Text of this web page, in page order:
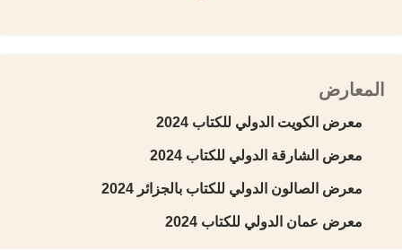
المعارض
معرض الكويت الدولي للكتاب 2024
معرض الشارقة الدولي للكتاب 2024
معرض الصالون الدولي للكتاب بالجزائر 2024
معرض عمان الدولي للكتاب 2024